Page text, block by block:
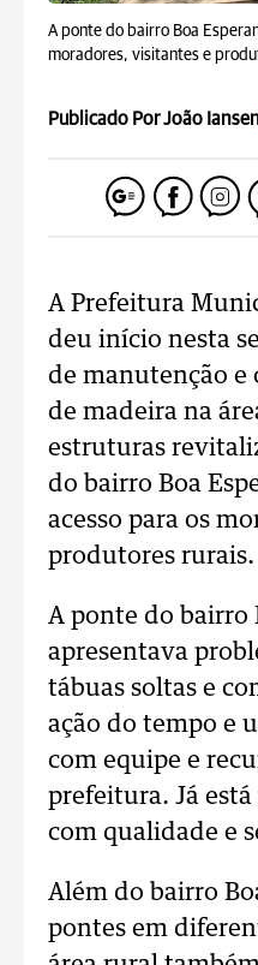
A ponte do bairro Boa
moradores, visitantes e
Publicado Por João
A Prefeitura
deu início nesta
de manutenção e
de madeira na
estruturas
do bairro Boa
acesso para os
produtores rurais.
A ponte do bairro
apresentava
tábuas soltas e
ação do tempo e
com equipe e
prefeitura. Já
com qualidade e
Além do bairro
pontes em